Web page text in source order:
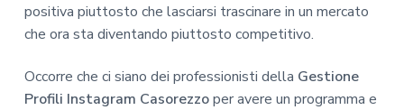
positiva piuttosto che lasciarsi trascinare in un mercato
che ora sta diventando piuttosto competitivo.
Occorre che ci siano dei professionisti della Gestione
Profili Instagram Casorezzoper avere un programma e